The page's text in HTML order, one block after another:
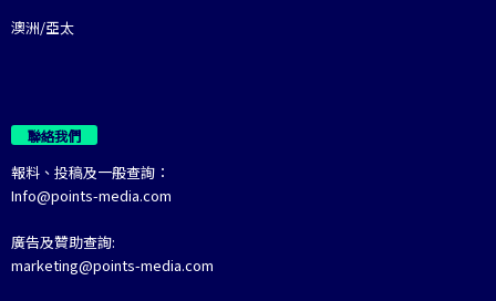
澳洲/亞太
聯絡我們
報料、投稿及一般查詢：
Info@points-media.com
廣告及贊助查詢:
marketing@points-media.com